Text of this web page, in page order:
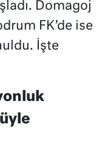
Domagoj
FK’de ise
İşte